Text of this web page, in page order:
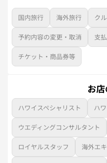
国内旅行 海外旅行 ク
予約内容の変更・取消 支
チケット・商品券等
お
ハワイスペシャリスト ハ
ウエディングコンサルタント
ロイヤルスタッフ 海外エ